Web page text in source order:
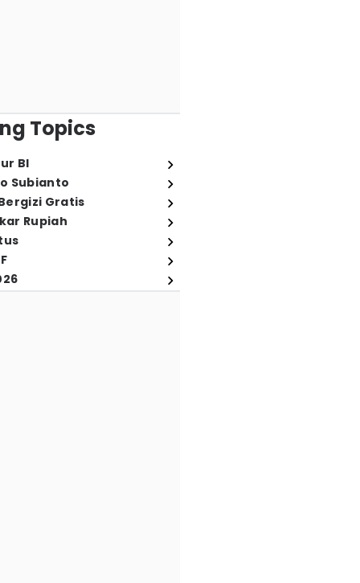
Topics
BI
Subianto
Gratis
Rupiah